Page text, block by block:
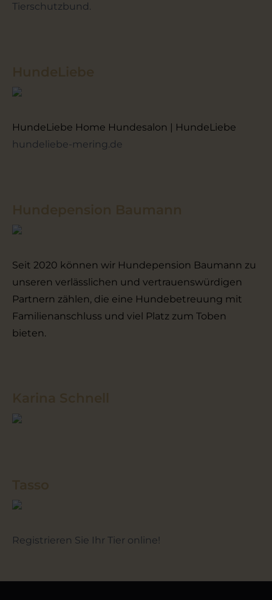
Tierschutzbund.
HundeLiebe Home Hundesalon | HundeLiebe
hundeliebe-mering.de
Seit 2020 können wir Hundepension Baumann zu
unseren verlässlichen und vertrauenswürdigen
Partnern zählen, die eine Hundebetreuung mit
Familienanschluss und viel Platz zum Toben
bieten.
Registrieren Sie Ihr Tier online!